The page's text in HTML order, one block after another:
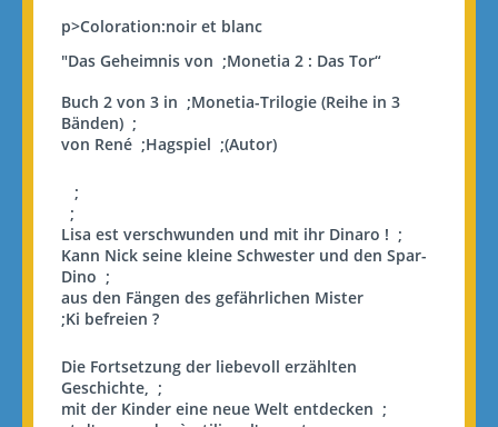
p>Coloration:noir et blanc
"Das Geheimnis von ;Monetia 2 : Das Tor“
Buch 2 von 3 in ;Monetia-Trilogie (Reihe in 3
Bänden) ;
von René ;Hagspiel ;(Autor)
;
;
Lisa est verschwunden und mit ihr Dinaro ! ;
Kann Nick seine kleine Schwester und den Spar-
Dino ;
aus den Fängen des gefährlichen Mister
;Ki befreien ?
Die Fortsetzung der liebevoll erzählten
Geschichte, ;
mit der Kinder eine neue Welt entdecken ;